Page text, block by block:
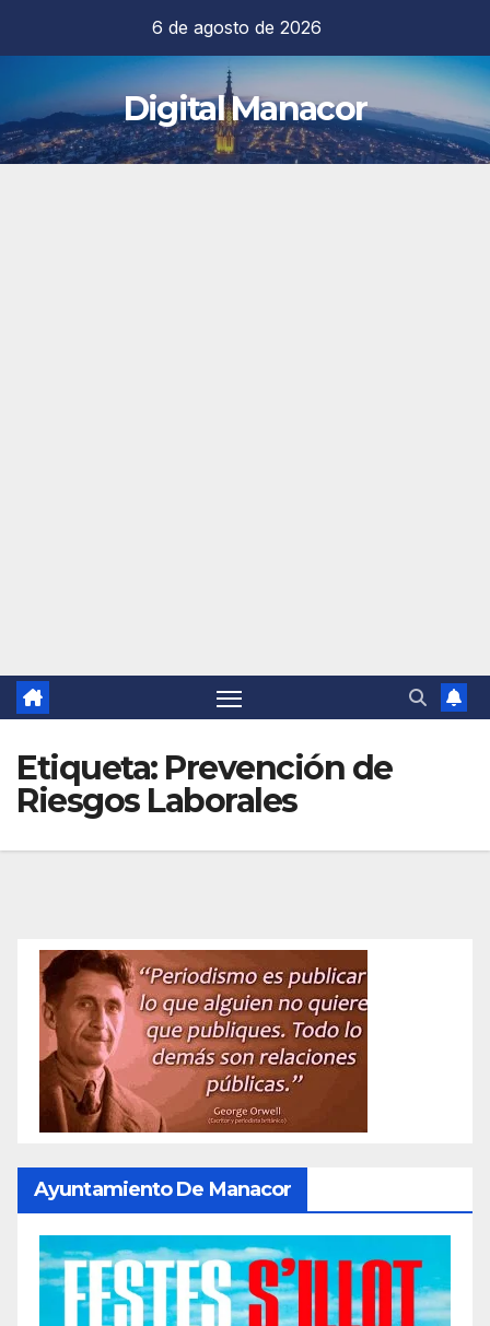
contenido
6 de agosto de 2026
Digital Manacor
Etiqueta: Prevención de
Riesgos Laborales
Ayuntamiento De Manacor